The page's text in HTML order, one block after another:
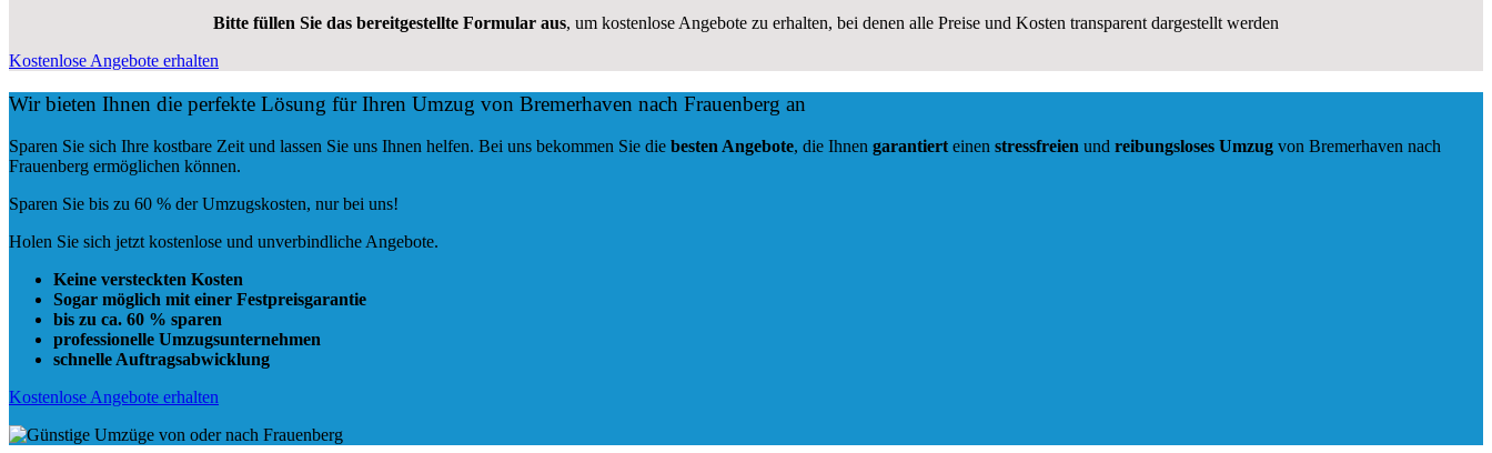
Bitte füllen Sie das bereitgestellte Formular aus, um kostenlose Angebote zu erhalten, bei denen alle Preise und Kosten transparent dargestellt werden
Kostenlose Angebote erhalten
Wir bieten Ihnen die perfekte Lösung für Ihren Umzug von Bremerhaven nach Frauenberg an
Sparen Sie sich Ihre kostbare Zeit und lassen Sie uns Ihnen helfen. Bei uns bekommen Sie die besten Angebote, die Ihnen garantiert einen stressfreien und reibungsloses Umzug von Bremerhaven nach
Frauenberg ermöglichen können.
Sparen Sie bis zu 60 % der Umzugskosten, nur bei uns!
Holen Sie sich jetzt kostenlose und unverbindliche Angebote.
Keine versteckten Kosten
Sogar möglich mit einer Festpreisgarantie
bis zu ca. 60 % sparen
professionelle Umzugsunternehmen
schnelle Auftragsabwicklung
Kostenlose Angebote erhalten